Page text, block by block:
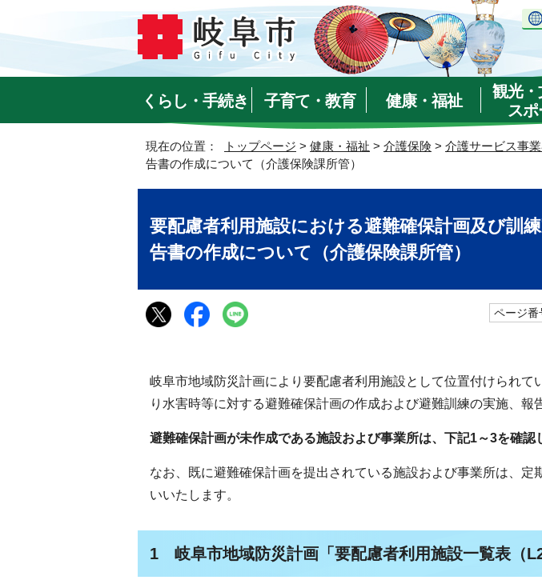
くらし・手続き 子育て・教育 健康・福祉
観光・
ス
現在の位置： トップページ > 健康・福祉 > 介護保険 > 介護サービス事
告書の作成について（介護保険課所管）
要配慮者利用施設における避難確保計画及び訓
告書の作成について（介護保険課所管）
ページ
岐阜市地域防災計画により要配慮者利用施設として位置付けられて
り水害時等に対する避難確保計画の作成および避難訓練の実施、報
避難確保計画が未作成である施設および事業所は、下記1～3を確認
なお、既に避難確保計画を提出されている施設および事業所は、定
いいたします。
1 岐阜市地域防災計画「要配慮者利用施設一覧表（